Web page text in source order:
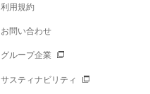
利用規約
お問い合わせ
グループ企業
サスティナビリティ